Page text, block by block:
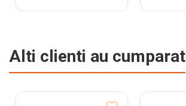
Alti clienti au cumparat